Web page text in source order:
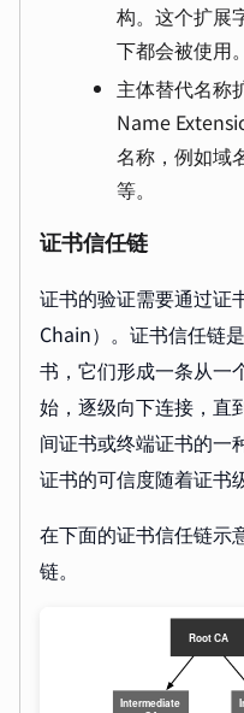
构。这个扩展
下都会被使用。
主体替代名
Name
名称，例如域
等。
证书信任链
证书的验证需要通过
Chain）。证书信任链
书，它们形成一条从一
始，逐级向下连接，直
间证书或终端证书的一
证书的可信度随着证书
在下面的证书信任链示
链。